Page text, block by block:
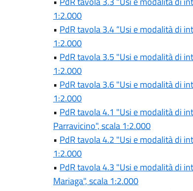
1:2.000
• PdR tavola 3.4 “Usi e modalità di
1:2.000
• PdR tavola 3.5 "Usi e modalità di
1:2.000
• PdR tavola 3.6 "Usi e modalità di
1:2.000
• PdR tavola 4.1 "Usi e modalità di
Parravicino", scala 1:2.000
• PdR tavola 4.2 "Usi e modalità di
1:2.000
• PdR tavola 4.3 "Usi e modalità di
Mariaga", scala 1:2.000